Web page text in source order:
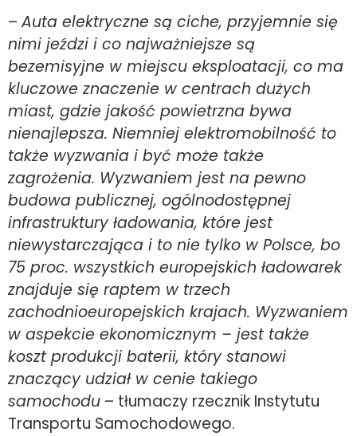
–Auta elektryczne są ciche, przyjemnie się
nimi jeździ i co najważniejsze są
bezemisyjne w miejscu eksploatacji, co ma
kluczowe znaczenie w centrach dużych
miast, gdzie jakość powietrzna bywa
nienajlepsza. Niemniej elektromobilność to
także wyzwania i być może także
zagrożenia. Wyzwaniem jest na pewno
budowa publicznej, ogólnodostępnej
infrastruktury ładowania, które jest
niewystarczająca i to nie tylko w Polsce, bo
75 proc. wszystkich europejskich ładowarek
znajduje się raptem w trzech
zachodnioeuropejskich krajach. Wyzwaniem
w aspekcie ekonomicznym – jest także
koszt produkcji baterii, który stanowi
znaczący udział w cenie takiego
samochodu – tłumaczy rzecznik Instytutu
Transportu Samochodowego.